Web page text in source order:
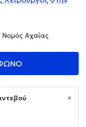
Αχαΐας